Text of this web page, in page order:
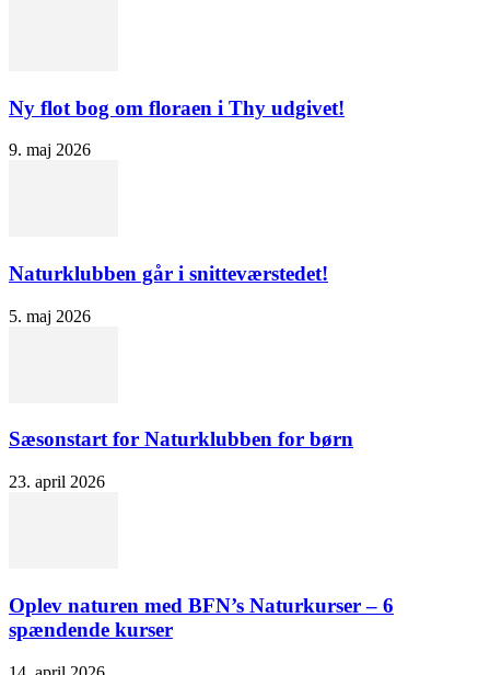
Ny flot bog om floraen i Thy udgivet!
9. maj 2026
Naturklubben går i snitteværstedet!
5. maj 2026
Sæsonstart for Naturklubben for børn
23. april 2026
Oplev naturen med BFN’s Naturkurser – 6
spændende kurser